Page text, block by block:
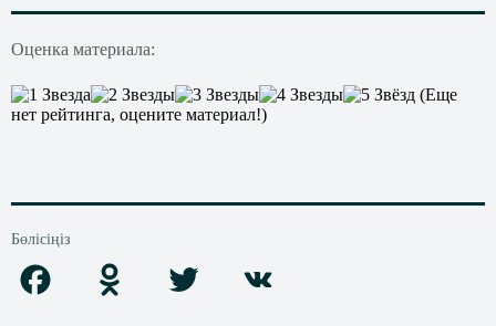
Оценка материала:
(Еще
нет рейтинга, оцените материал!)
Бөлісіңіз